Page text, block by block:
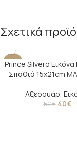
Σχετικά
-23%
Prince Silvero Εικόνα
Σπαθιά 15x21cm
Αξεσουάρ,
52€ 40€